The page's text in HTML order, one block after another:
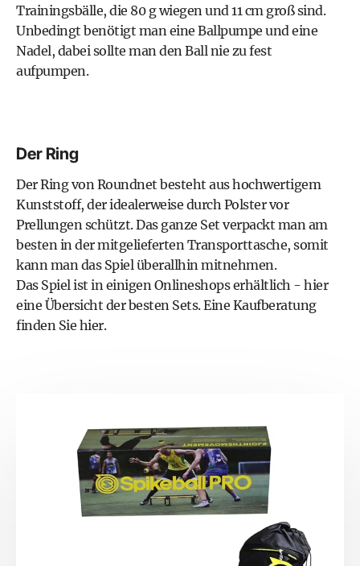
Trainingsbälle, die 80 g wiegen und 11 cm groß sind.
Unbedingt benötigt man eine Ballpumpe und eine
Nadel, dabei sollte man den Ball nie zu fest
aufpumpen.
Der Ring
Der Ring von Roundnet besteht aus hochwertigem
Kunststoff, der idealerweise durch Polster vor
Prellungen schützt. Das ganze Set verpackt man am
besten in der mitgelieferten Transporttasche, somit
kann man das Spiel überallhin mitnehmen.
Das Spiel ist in einigen Onlineshops erhältlich - hier
eine Übersicht der besten Sets. Eine Kaufberatung
finden Sie hier.